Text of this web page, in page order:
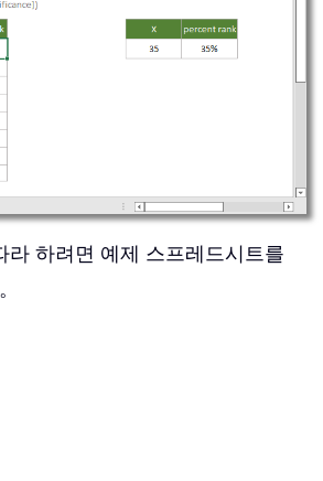
라 하려면 예제 스프레드시트를